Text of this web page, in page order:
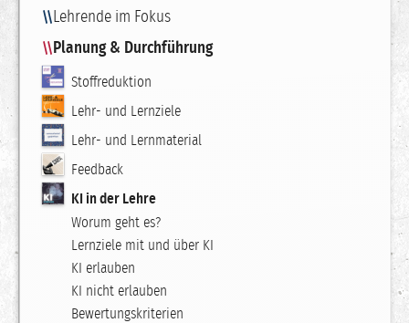
Lehrende im Fokus
Planung & Durchführung
Stoffreduktion
Lehr- und Lernziele
Lehr- und Lernmaterial
Feedback
KI in der Lehre
Worum geht es?
Lernziele mit und über KI
KI erlauben
KI nicht erlauben
Bewertungskriterien